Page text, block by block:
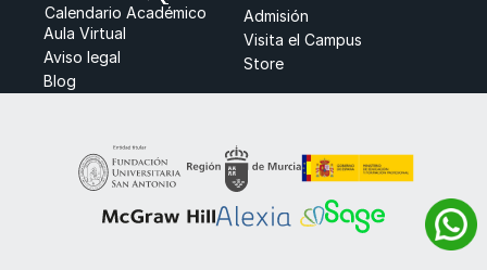
Calendario Académico
Aula Virtual
Aviso legal
Blog
Admisión
Visita el Campus
Store